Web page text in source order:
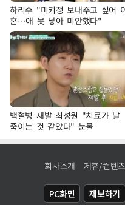
하리수 "미키정 보내주고 싶어
혼…애 못 낳아 미안했다"
백혈병 재발 최성원 "치료가 날
죽이는 것 같았다" 눈물
회사소개 제휴/컨텐
PC화면 제보하기